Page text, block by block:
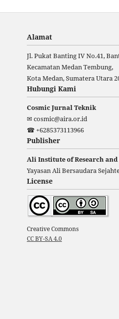
Alamat
Jl. Pukat Banting IV No.41,
Kecamatan Medan Tembung,
Kota Medan, Sumatera Utara
Hubungi Kami
Cosmic Jurnal Teknik
✉ cosmic@aira.or.id
☎ +6285373113966
Publisher
Ali Institute of Research
Yayasan Ali Bersaudara
License
Creative Commons
CC BY-SA 4.0